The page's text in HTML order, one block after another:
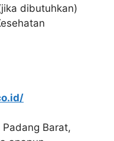
dibutuhkan)
Barat,